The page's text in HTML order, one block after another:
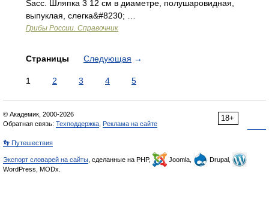
Sacc. Шляпка 3 12 см в диаметре, полушаровидная,
выпуклая, слегка&#8230; …
Грибы России. Справочник
Страницы Следующая →
1 2 3 4 5
18+
© Академик, 2000-2026
Обратная связь: Техподдержка Реклама на сайте
👣 Путешествия
Экспорт словарей на сайты , сделанные на PHP, Joomla,
Drupal,
WordPress, MODx.